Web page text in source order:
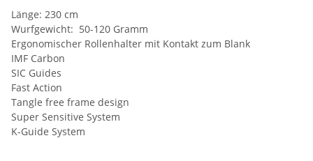
Länge: 230 cm
Wurfgewicht: 50-120 Gramm
Ergonomischer Rollenhalter mit Kontakt zum Blank
IMF Carbon
SIC Guides
Fast Action
Tangle free frame design
Super Sensitive System
K-Guide System